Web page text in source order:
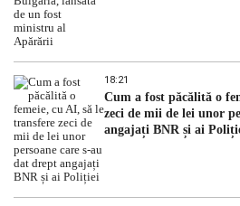
18:21
Cum a fost păcălită o
zeci de mii de lei unor
angajați BNR și ai